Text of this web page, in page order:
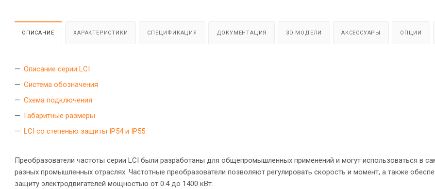
ОПИСАНИЕ ХАРАКТЕРИСТИКИ СПЕЦИФИКАЦИЯ ДОКУМЕНТАЦИЯ 3D МОДЕЛИ АКСЕССУАРЫ ОПЦИИ
Описание серии LCI
Система обозначения
Схема подключения
Габаритные размеры
LCI со степенью защиты IP54 и IP55
Преобразователи частоты серии LCI были разработаны для общепромышленных применений и могут использоваться в
разных промышленных отраслях. Частотные преобразователи позволяют регулировать скорость и момент, а также
защиту электродвигателей мощностью от 0.4 до 1400 кВт.